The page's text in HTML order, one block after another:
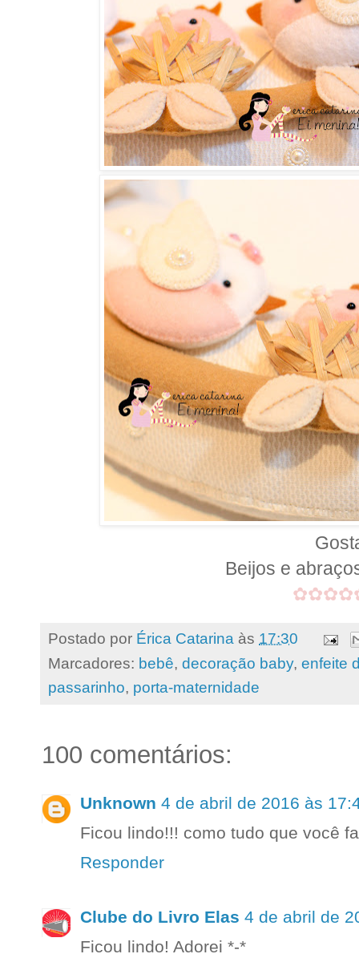
Beijos e
✿✿✿✿
Postado por Érica Catarina às 17:30
Marcadores: bebê, decoração baby, enfeite
passarinho, porta-maternidade
100 comentários:
Unknown 4 de abril de 2016 às
Ficou lindo!!! como tudo que você
Responder
Clube do Livro Elas 4 de abril de
Ficou lindo! Adorei *-*